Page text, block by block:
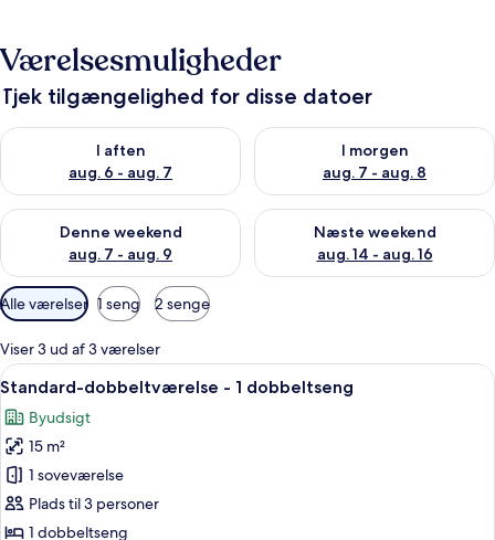
Værelsesmuligheder
Tjek tilgængelighed for disse datoer
I aften
aug. 6 - aug. 7
Tjek tilgængelighed for i aften aug. 6 - aug. 7
I morgen
aug. 7 - aug. 8
Tjek tilgængelighed for i
Denne weekend
aug. 7 - aug. 9
Tjek tilgængelighed for denne weekend aug. 7 - aug. 9
Næste weekend
aug. 14 - aug. 16
Tjek tilgængelighed for næste
Tilgængelige
filtre
for
værelser
Alle værelser 1 seng 2 senge
Viser 3 ud af 3 værelser
Indlæs
alle
billeder
af
Standard-
dobbeltværelse
-
Et hotelværelse med seng,
10
Standard-dobbeltværelse - 1 dobbeltseng
Byudsigt
15 m²
1 soveværelse
Plads til 3 personer
1 dobbeltseng